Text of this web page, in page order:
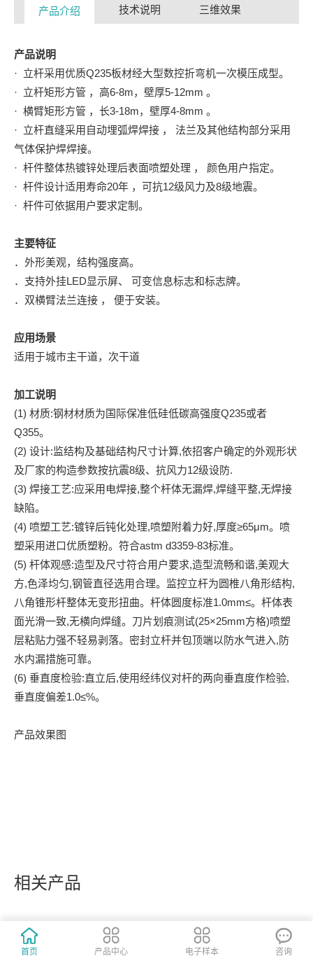
产品介绍 技术说明 三维效果
产品说明
· 立杆采用优质Q235板材经大型数控折弯机一次模压成型。
· 立杆矩形方管 ，高6-8m，壁厚5-12mm 。
· 横臂矩形方管 ，长3-18m，壁厚4-8mm 。
· 立杆直缝采用自动埋弧焊焊接 ， 法兰及其他结构部分采用
气体保护焊焊接。
· 杆件整体热镀锌处理后表面喷塑处理 ， 颜色用户指定。
· 杆件设计适用寿命20年 ，可抗12级风力及8级地震。
· 杆件可依据用户要求定制。
主要特征
．外形美观，结构强度高。
．支持外挂LED显示屏、 可变信息标志和标志牌。
．双横臂法兰连接 ， 便于安装。
应用场景
适用于城市主干道，次干道
加工说明
(1) 材质:钢材材质为国际保准低硅低碳高强度Q235或者
Q355。
(2) 设计:监结构及基础结构尺寸计算,依招客户确定的外观形状
及厂家的构造参数按抗震8级、抗风力12级设防.
(3) 焊接工艺:应采用电焊接,整个杆体无漏焊,焊缝平整,无焊接
缺陷。
(4) 喷塑工艺:镀锌后钝化处理,喷塑附着力好,厚度≥65μm。喷
塑采用进口优质塑粉。符合astm d3359-83标准。
(5) 杆体观感:造型及尺寸符合用户要求,造型流畅和谐,美观大
方,色泽均匀,钢管直径选用合理。监控立杆为圆椎八角形结构,
八角锥形杆整体无变形扭曲。杆体圆度标准1.0mm≤。杆体表
面光滑一致,无横向焊缝。刀片划痕测试(25×25mm方格)喷塑
层粘贴力强不轻易剥落。密封立杆并包顶端以防水气进入,防
水内漏措施可靠。
(6) 垂直度检验:直立后,使用经纬仪对杆的两向垂直度作检验,
垂直度偏差1.0≤%。
产品效果图
相关产品
首页 产品中心 电子样本 咨询